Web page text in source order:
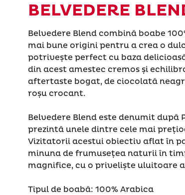
BELVEDERE
Belvedere Blend combină boabe
mai bune origini pentru a crea o
potrivește perfect cu baza
din acest amestec cremos și
aftertaste bogat, de ciocolată
roșu crocant.
Belvedere Blend este denumit după
prezintă unele dintre cele mai
Vizitatorii acestui obiectiv aflat în
minuna de frumusețea naturii în
magnifice, cu o priveliște uluitoare
Tipul de boabă: 100% Arabica